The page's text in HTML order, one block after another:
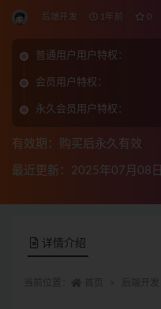
后端开发 1年前 0
普通用户用户特权：
会员用户特权：
永久会员用户特权：
有效期：购买后永久有效
最近更新：2025年07月08日
详情介绍